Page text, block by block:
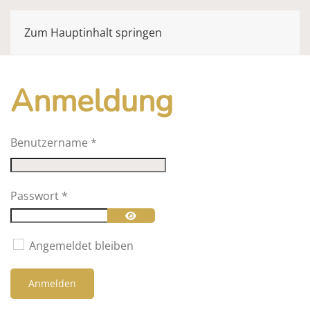
Zum Hauptinhalt springen
Anmeldung
Benutzername *
Passwort *
Passwort anzeigen
Angemeldet bleiben
Anmelden